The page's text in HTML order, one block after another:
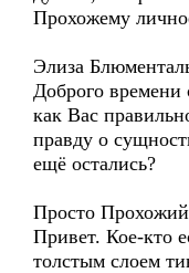
Прохожему
Элиза
Доброго времени
как Вас
правду о
ещё остались?
Просто
Привет. Кое-кто
толстым слоем